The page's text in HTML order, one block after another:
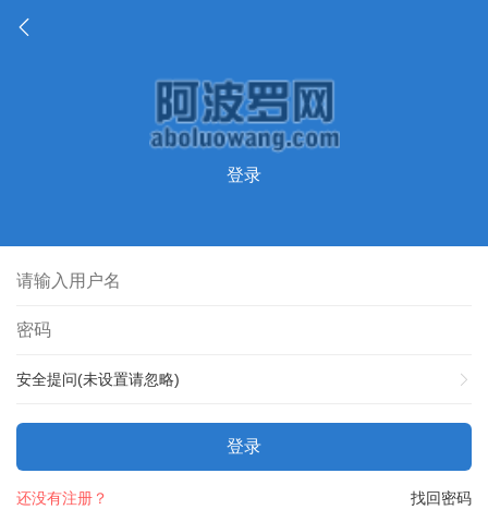
登录
安全提问(未设置请忽略)
登录
找回密码
还没有注册？